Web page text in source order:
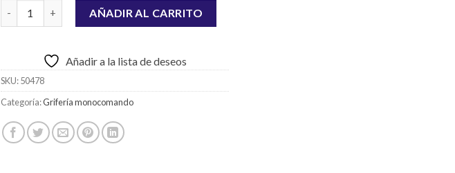
Monocomando lavatorio rimontti 5 años de garantia cantidad
AÑADIR AL CARRITO
Añadir a la lista de deseos
SKU:50478
Categoría:Grifería monocomando